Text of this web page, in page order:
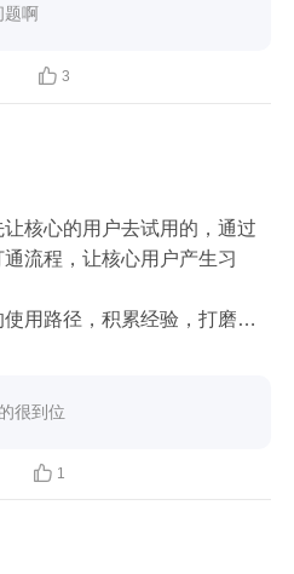
需要启程，自行摸索。而进入
移动应用产品，大多有一些约
一些重叠？一个是面向普通用
新手用户的启程。
做的，放到最后做是没问题，
能坚持这么久么？不过产品
随着新手和普通用户的涌入，
始阶段不同，所以这个时候的
是当年了，感觉似乎有些变
类的先驱都是这么做起来的？
题啊
 3
核心的用户去试用的，通过
流程，让核心用户产生习
用路径，积累经验，打磨教
在公众视野，让普通用户发
态的稳定，深化产品，以便
跟产品一起成长，更能培养
很到位
 1